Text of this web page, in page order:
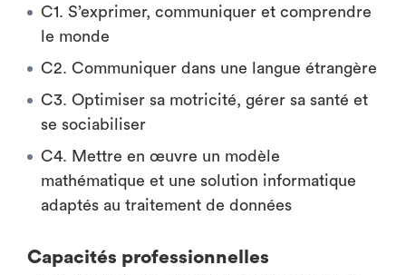
C1. S’exprimer, communiquer et comprendre
le monde
C2. Communiquer dans une langue étrangère
C3. Optimiser sa motricité, gérer sa santé et
se sociabiliser
C4. Mettre en œuvre un modèle
mathématique et une solution informatique
adaptés au traitement de données
Capacités professionnelles